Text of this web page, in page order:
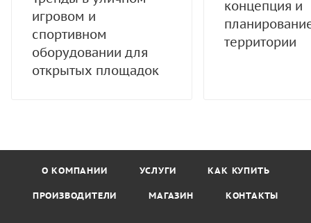
игровом и
спортивном
оборудовании для
открытых площадок
концепция и
территории
О КОМПАНИИ УСЛУГИ КАК КУПИТЬ
ПРОИЗВОДИТЕЛИ МАГАЗИН КОНТАКТЫ